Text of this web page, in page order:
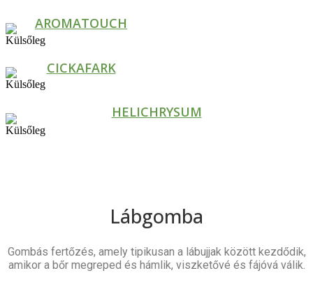
AROMATOUCH
CICKAFARK
HELICHRYSUM
Lábgomba
Gombás fertőzés, amely tipikusan a lábujjak között kezdődik,
amikor a bőr megreped és hámlik, viszketővé és fájóvá válik.